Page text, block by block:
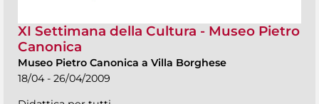
XI Settimana della Cultura - Museo Pietro
Canonica
Museo Pietro Canonica a Villa Borghese
18/04 - 26/04/2009